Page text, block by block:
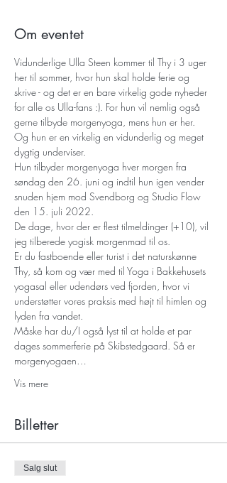
Om eventet
Vidunderlige Ulla Steen kommer til Thy i 3 uger
her til sommer, hvor hun skal holde ferie og
skrive - og det er en bare virkelig gode nyheder
for alle os Ulla-fans :). For hun vil nemlig også
gerne tilbyde morgenyoga, mens hun er her.
Og hun er en virkelig en vidunderlig og meget
dygtig underviser.
Hun tilbyder morgenyoga hver morgen fra
søndag den 26. juni og indtil hun igen vender
snuden hjem mod Svendborg og Studio Flow
den 15. juli 2022.
De dage, hvor der er flest tilmeldinger (+10), vil
jeg tilberede yogisk morgenmad til os.
Er du fastboende eller turist i det naturskønne
Thy, så kom og vær med til Yoga i Bakkehusets
yogasal eller udendørs ved fjorden, hvor vi
understøtter vores praksis med højt til himlen og
lyden fra vandet.
Måske har du/I også lyst til at holde et par
dages sommerferie på Skibstedgaard. Så er
morgenyogaen…
Vis mere
Billetter
Salg slut